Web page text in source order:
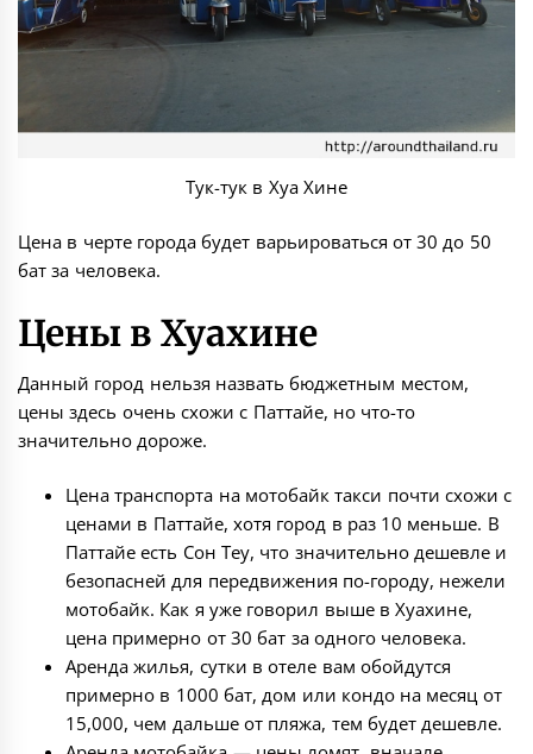
Тук-тук в Хуа Хине
Цена в черте города будет варьироваться от 30 до 50
бат за человека.
Цены в Хуахине
Данный город нельзя назвать бюджетным местом,
цены здесь очень схожи с Паттайе, но что-то
значительно дороже.
Цена транспорта на мотобайк такси почти схожи с
ценами в Паттайе, хотя город в раз 10 меньше. В
Паттайе есть Сон Теу, что значительно дешевле и
безопасней для передвижения по-городу, нежели
мотобайк. Как я уже говорил выше в Хуахине,
цена примерно от 30 бат за одного человека.
Аренда жилья, сутки в отеле вам обойдутся
примерно в 1000 бат, дом или кондо на месяц от
15,000, чем дальше от пляжа, тем будет дешевле.